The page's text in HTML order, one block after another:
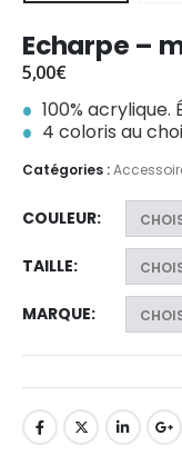
Echarpe –
5,00€
100%
4 coloris au
Catégories :
COULEUR
TAILLE
MARQUE